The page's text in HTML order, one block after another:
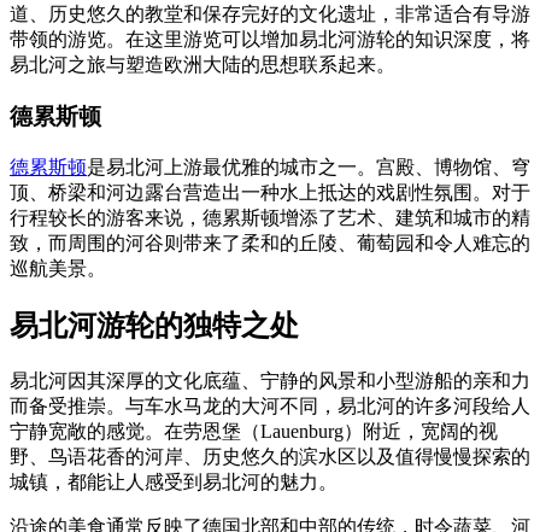
道、历史悠久的教堂和保存完好的文化遗址，非常适合有导游
带领的游览。在这里游览可以增加易北河游轮的知识深度，将
易北河之旅与塑造欧洲大陆的思想联系起来。
德累斯顿
德累斯顿是易北河上游最优雅的城市之一。宫殿、博物馆、穹
顶、桥梁和河边露台营造出一种水上抵达的戏剧性氛围。对于
行程较长的游客来说，德累斯顿增添了艺术、建筑和城市的精
致，而周围的河谷则带来了柔和的丘陵、葡萄园和令人难忘的
巡航美景。
易北河游轮的独特之处
易北河因其深厚的文化底蕴、宁静的风景和小型游船的亲和力
而备受推崇。与车水马龙的大河不同，易北河的许多河段给人
宁静宽敞的感觉。在劳恩堡（Lauenburg）附近，宽阔的视
野、鸟语花香的河岸、历史悠久的滨水区以及值得慢慢探索的
城镇，都能让人感受到易北河的魅力。
沿途的美食通常反映了德国北部和中部的传统，时令蔬菜、河